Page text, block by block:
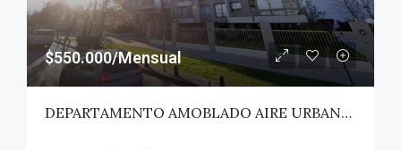
$550.000/Mensual
DEPARTAMENTO AMOBLADO AIRE URBANO (PAZ) – TALCA